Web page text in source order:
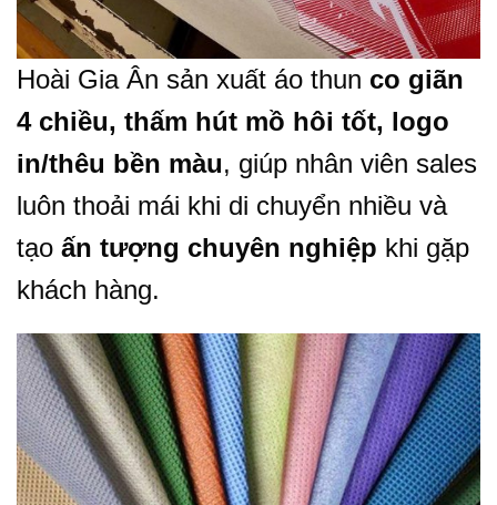
Hoài Gia Ân sản xuất áo thun co giãn
4 chiều, thấm hút mồ hôi tốt, logo
in/thêu bền màu, giúp nhân viên sales
luôn thoải mái khi di chuyển nhiều và
tạo ấn tượng chuyên nghiệp khi gặp
khách hàng.